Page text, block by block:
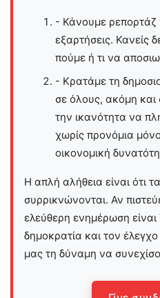
- Κάνουμε ρεπορτάζ
εξαρτήσεις. Κανείς
πούμε ή τι να
- Κρατάμε τη
σε όλους, ακόμη
την ικανότητα να
χωρίς προνόμια
οικονομική
Η απλή αλήθεια είναι ότι
συρρικνώνονται. Αν
ελεύθερη ενημέρωση είναι
δημοκρατία και τον
μας τη δύναμη να